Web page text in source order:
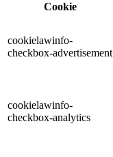
Cookie
cookielawinfo-
checkbox-advertisement
cookielawinfo-
checkbox-analytics